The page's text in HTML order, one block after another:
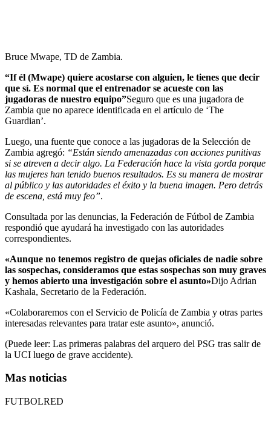
Bruce Mwape, TD de Zambia.
“If él (Mwape) quiere acostarse con alguien, le tienes que decir
que sí. Es normal que el entrenador se acueste con las
jugadoras de nuestro equipo”Seguro que es una jugadora de
Zambia que no aparece identificada en el artículo de ‘The
Guardian’.
Luego, una fuente que conoce a las jugadoras de la Selección de
Zambia agregó: “Están siendo amenazadas con acciones punitivas
si se atreven a decir algo. La Federación hace la vista gorda porque
las mujeres han tenido buenos resultados. Es su manera de mostrar
al público y las autoridades el éxito y la buena imagen. Pero detrás
de escena, está muy feo”.
Consultada por las denuncias, la Federación de Fútbol de Zambia
respondió que ayudará ha investigado con las autoridades
correspondientes.
«Aunque no tenemos registro de quejas oficiales de nadie sobre
las sospechas, consideramos que estas sospechas son muy graves
y hemos abierto una investigación sobre el asunto»Dijo Adrian
Kashala, Secretario de la Federación.
«Colaboraremos con el Servicio de Policía de Zambia y otras partes
interesadas relevantes para tratar este asunto», anunció.
(Puede leer: Las primeras palabras del arquero del PSG tras salir de
la UCI luego de grave accidente).
Mas noticias
FUTBOLRED